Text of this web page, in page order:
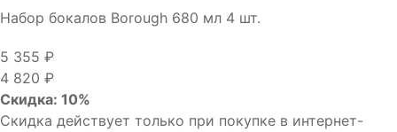
Набор бокалов Borough 680 мл 4 шт.
5 355 ₽
4 820 ₽
Скидка: 10%
Скидка действует только при покупке в интернет-